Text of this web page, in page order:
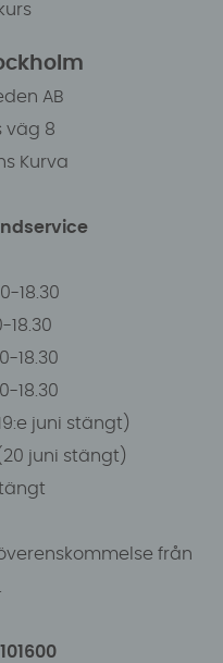
AB
väg 8
Kurva
18.30
18.30
18.30
18.30
juni stängt)
(20 juni stängt)
från